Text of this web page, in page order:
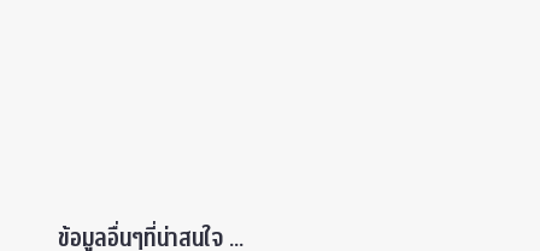
ข้อมูลอื่นๆที่น่าสนใจ ...